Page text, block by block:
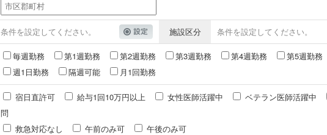
条件を設定してください。 施設区分 条件を設定してください。
毎週勤務 第1週勤務 第2週勤務 第3週勤務 第4週勤務
第5週勤務
週1日勤務
隔週可能 月1回勤務
宿日直許可 給与1回10万円以上 女性医師活躍中 ベテラン医師活躍中
問
救急対応なし
午前のみ可 午後のみ可